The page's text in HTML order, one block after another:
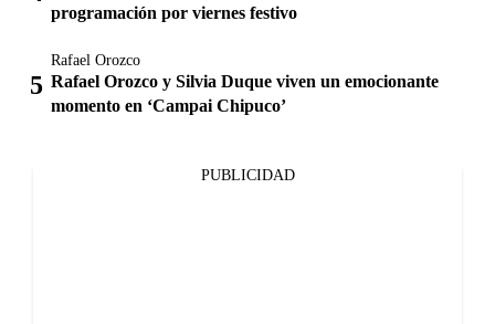
programación por viernes festivo
Rafael Orozco
Rafael Orozco y Silvia Duque viven un emocionante
momento en ‘Campai Chipuco’
PUBLICIDAD